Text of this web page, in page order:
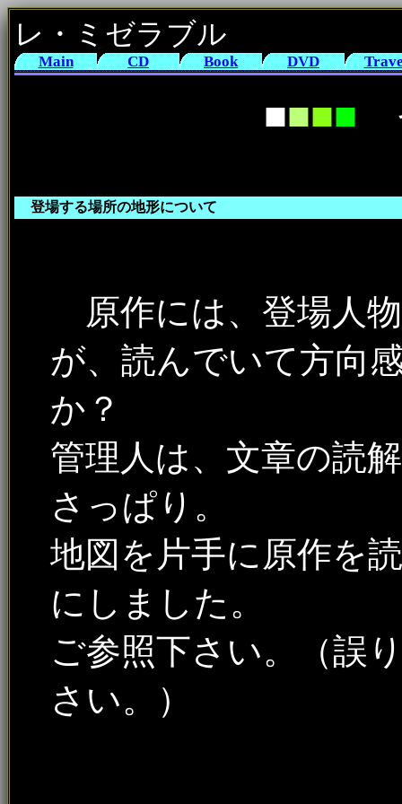
レ・ミゼラブル
Main CD Book DVD
■■■■
登場する場所の地形について
原作には、登場人
が、読んでいて方向
か？
管理人は、文章の読
さっぱり。
地図を片手に原作を
にしました。
ご参照下さい。（誤
さい。）